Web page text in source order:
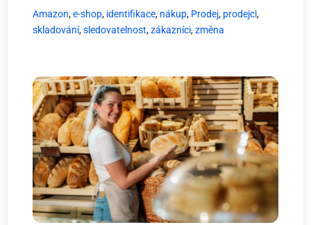
Amazon,e-shop, identifikace, nákup, Prodej, prodejci,
skladování,sledovatelnost,zákazníci,změna